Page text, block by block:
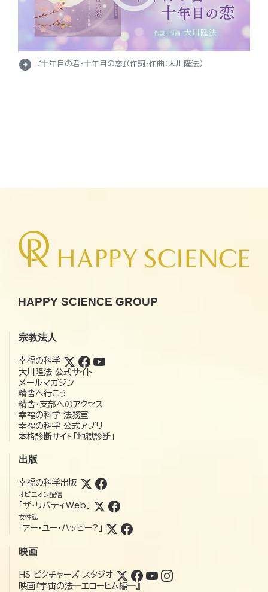
arrow_circle_right 『十年目の君・十年目の恋』（作詞・作曲：大川隆法）
HAPPY SCIENCE GROUP
宗教法人
幸福の科学
大川隆法 公式サイト
メールマガジン
精舎へ行こう
精舎・支部へのアクセス
幸福の科学 法務室
幸福の科学 公式アプリ
本格診断サイト「地獄診断」
出版
幸福の科学出版
オピニオン配信
「ザ・リバティWeb」
女性誌
「アー・ユー・ハッピー?」
映画
HS ピクチャーズ スタジオ
映画『宇宙の法―エローヒム編―』